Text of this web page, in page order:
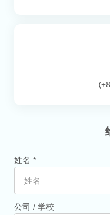
姓名 *
公司 / 学校